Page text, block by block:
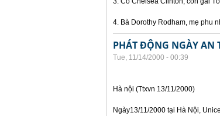
4. Bà Dorothy Rodham, mẹ phu
PHÁT ĐỘNG NGÀY AN
Tue, 11/14/2000 - 00:39
Hà nội (Ttxvn 13/11/2000)
Ngày13/11/2000 tại Hà Nội,